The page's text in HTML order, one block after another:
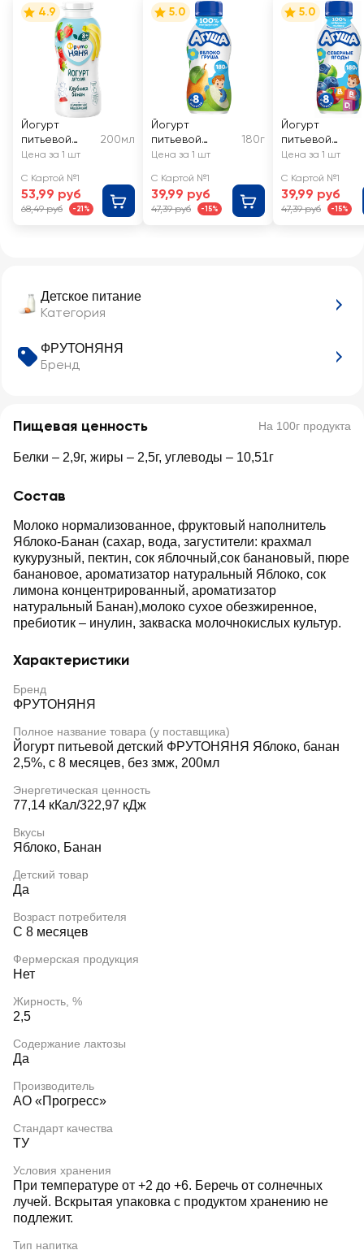
Детское питание
Категория
ФРУТОНЯНЯ
Бренд
Пищевая ценность На 100г продукта
Белки – 2,9г, жиры – 2,5г, углеводы – 10,51г
Состав
Молоко нормализованное, фруктовый наполнитель
Яблоко-Банан (сахар, вода, загустители: крахмал
кукурузный, пектин, сок яблочный,сок банановый, пюре
банановое, ароматизатор натуральный Яблоко, сок
лимона концентрированный, ароматизатор
натуральный Банан),молоко сухое обезжиренное,
пребиотик – инулин, закваска молочнокислых культур.
Характеристики
Бренд
ФРУТОНЯНЯ
Полное название товара (у поставщика)
Йогурт питьевой детский ФРУТОНЯНЯ Яблоко, банан
2,5%, с 8 месяцев, без змж, 200мл
Энергетическая ценность
77,14 кКал/322,97 кДж
Вкусы
Яблоко, Банан
Детский товар
Да
Возраст потребителя
С 8 месяцев
Фермерская продукция
Нет
Жирность, %
2,5
Содержание лактозы
Да
Производитель
АО «Прогресс»
Стандарт качества
ТУ
Условия хранения
При температуре от +2 до +6. Беречь от солнечных
лучей. Вскрытая упаковка с продуктом хранению не
подлежит.
Тип напитка
4.9
Йогурт
питьевой
детский
Клубника,
банан 2,5%, с
8 месяцев,
200мл
Цена за 1 шт
С Картой №1
53,99 руб
68,49 руб -21%
5.0
Йогурт
питьевой
детский АГУША
2,7%, с 8
месяцев, без
змж
180г
Цена за 1 шт
С Картой №1
39,99 руб
47,39 руб -15%
5.0
Йогурт
питьевой
детский
брусника,
клюква 2,7%, с
8 месяцев, без
Цена за 1 шт
С Картой №1
39,99 руб
47,39 руб -15%